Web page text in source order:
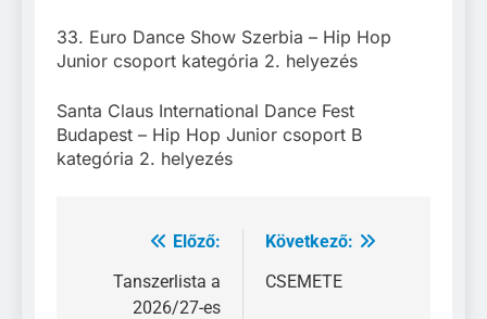
33. Euro Dance Show Szerbia – Hip Hop
Junior csoport kategória 2. helyezés
Santa Claus International Dance Fest
Budapest – Hip Hop Junior csoport B
kategória 2. helyezés
Bejegyzés
navigáció
Előző:
Tanszerlista a
2026/27-es
Következő:
CSEMETE